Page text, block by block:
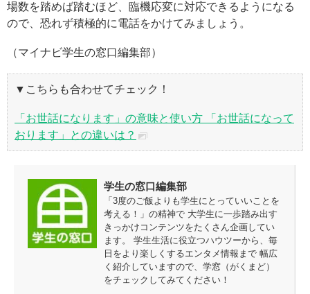
場数を踏めば踏むほど、臨機応変に対応できるようになる
ので、恐れず積極的に電話をかけてみましょう。
（マイナビ学生の窓口編集部）
▼こちらも合わせてチェック！
「お世話になります」の意味と使い方 「お世話になって
おります」との違いは？
学生の窓口編集部
「3度のご飯よりも学生にとっていいことを
考える！」の精神で 大学生に一歩踏み出す
きっかけコンテンツをたくさん企画してい
ます。 学生生活に役立つハウツーから、毎
日をより楽しくするエンタメ情報まで 幅広
く紹介していますので、学窓（がくまど）
をチェックしてみてください！